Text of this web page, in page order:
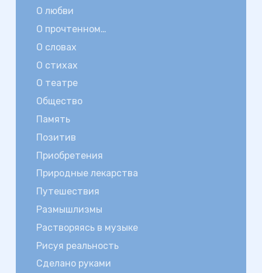
О любви
О прочтенном…
О словах
О стихах
О театре
Общество
Память
Позитив
Приобретения
Природные лекарства
Путешествия
Размышлизмы
Растворяясь в музыке
Рисуя реальность
Сделано руками